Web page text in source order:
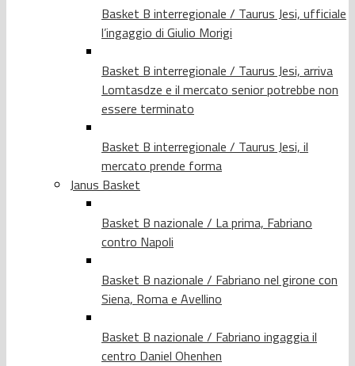
Basket B interregionale / Taurus Jesi, ufficiale
l’ingaggio di Giulio Morigi
Basket B interregionale / Taurus Jesi, arriva
Lomtasdze e il mercato senior potrebbe non
essere terminato
Basket B interregionale / Taurus Jesi, il
mercato prende forma
Janus Basket
Basket B nazionale / La prima, Fabriano
contro Napoli
Basket B nazionale / Fabriano nel girone con
Siena, Roma e Avellino
Basket B nazionale / Fabriano ingaggia il
centro Daniel Ohenhen